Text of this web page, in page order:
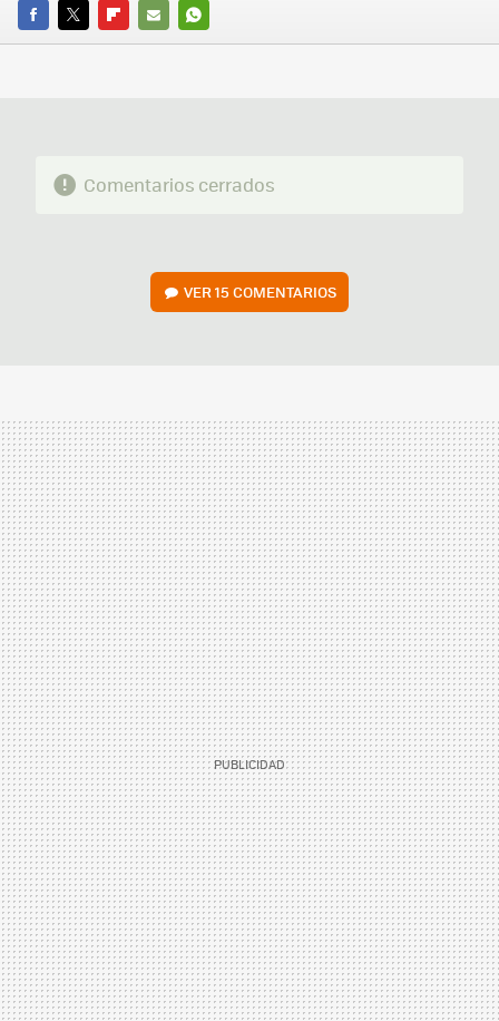
FACEBOOK
TWITTERFLIPBOARD
E-
WHATSAPP
Comentarios cerrados
VER15 COMENTARIOS